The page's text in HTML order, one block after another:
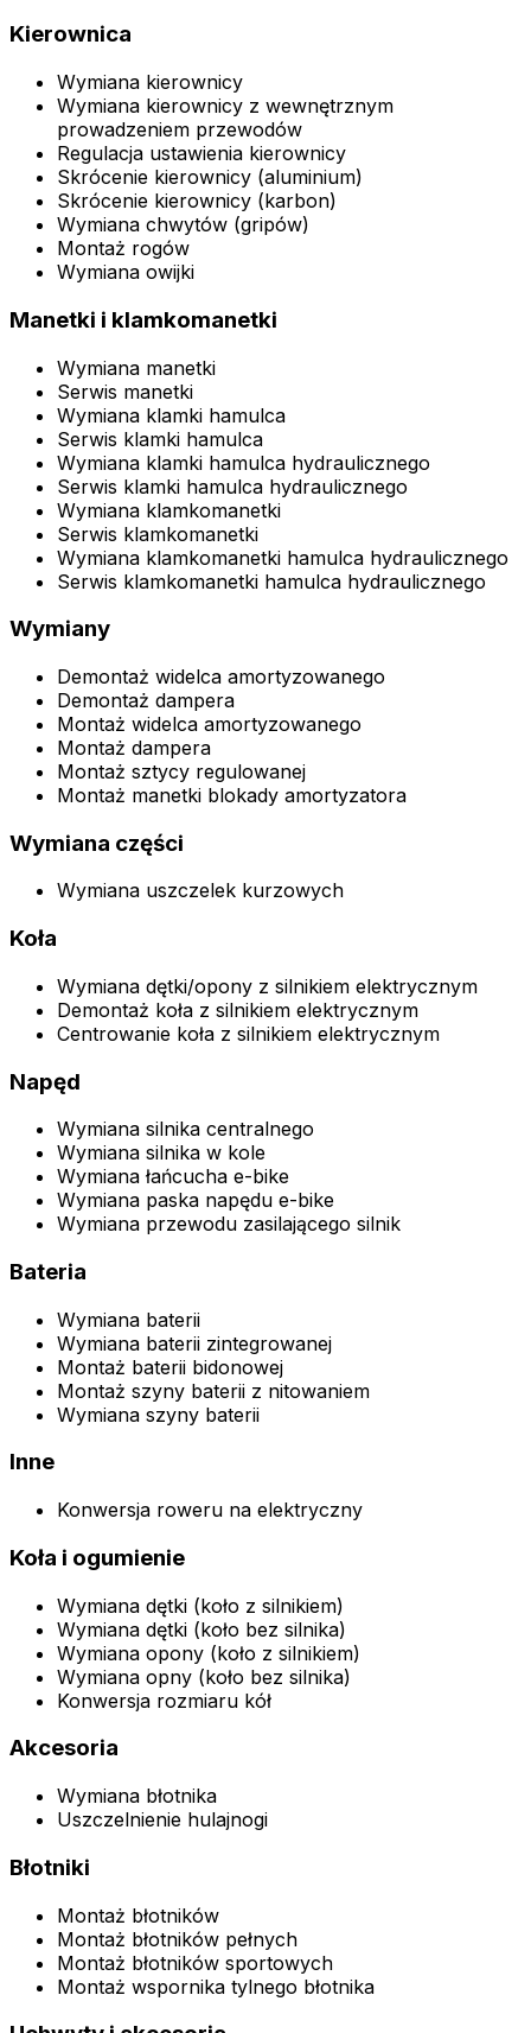
Kierownica
Wymiana kierownicy
Wymiana kierownicy z wewnętrznym
prowadzeniem przewodów
Regulacja ustawienia kierownicy
Skrócenie kierownicy (aluminium)
Skrócenie kierownicy (karbon)
Wymiana chwytów (gripów)
Montaż rogów
Wymiana owijki
Manetki i klamkomanetki
Wymiana manetki
Serwis manetki
Wymiana klamki hamulca
Serwis klamki hamulca
Wymiana klamki hamulca hydraulicznego
Serwis klamki hamulca hydraulicznego
Wymiana klamkomanetki
Serwis klamkomanetki
Wymiana klamkomanetki hamulca hydraulicznego
Serwis klamkomanetki hamulca hydraulicznego
Wymiany
Demontaż widelca amortyzowanego
Demontaż dampera
Montaż widelca amortyzowanego
Montaż dampera
Montaż sztycy regulowanej
Montaż manetki blokady amortyzatora
Wymiana części
Wymiana uszczelek kurzowych
Koła
Wymiana dętki/opony z silnikiem elektrycznym
Demontaż koła z silnikiem elektrycznym
Centrowanie koła z silnikiem elektrycznym
Napęd
Wymiana silnika centralnego
Wymiana silnika w kole
Wymiana łańcucha e-bike
Wymiana paska napędu e-bike
Wymiana przewodu zasilającego silnik
Bateria
Wymiana baterii
Wymiana baterii zintegrowanej
Montaż baterii bidonowej
Montaż szyny baterii z nitowaniem
Wymiana szyny baterii
Inne
Konwersja roweru na elektryczny
Koła i ogumienie
Wymiana dętki (koło z silnikiem)
Wymiana dętki (koło bez silnika)
Wymiana opony (koło z silnikiem)
Wymiana opny (koło bez silnika)
Konwersja rozmiaru kół
Akcesoria
Wymiana błotnika
Uszczelnienie hulajnogi
Błotniki
Montaż błotników
Montaż błotników pełnych
Montaż błotników sportowych
Montaż wspornika tylnego błotnika